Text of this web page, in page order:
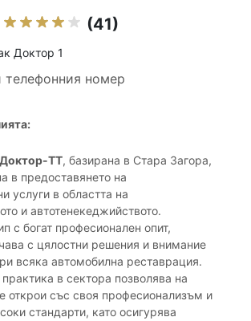
(41)
Доктор 1
номер
ТТ, базирана в Стара Загора,
в предоставянето на
услуги в областта на
и автотенекеджийството.
с богат професионален опит,
с цялостни решения и внимание
всяка автомобилна реставрация.
в сектора позволява на
открои със своя професионализъм и
стандарти, като осигурява